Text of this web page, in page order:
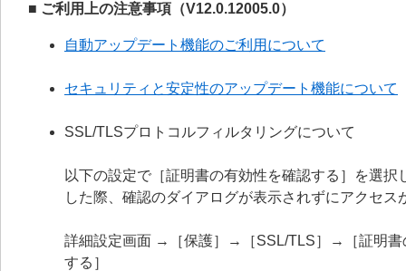
■ ご利用上の注意事項（V12.0.12005.0）
自動アップデート機能のご利用について
セキュリティと安定性のアップデート機能について
SSL/TLSプロトコルフィルタリングについて
以下の設定で［証明書の有効性を確認する］を選
した際、確認のダイアログが表示されずにアクセ
詳細設定画面 →［保護］→［SSL/TLS］→［証明書
する］